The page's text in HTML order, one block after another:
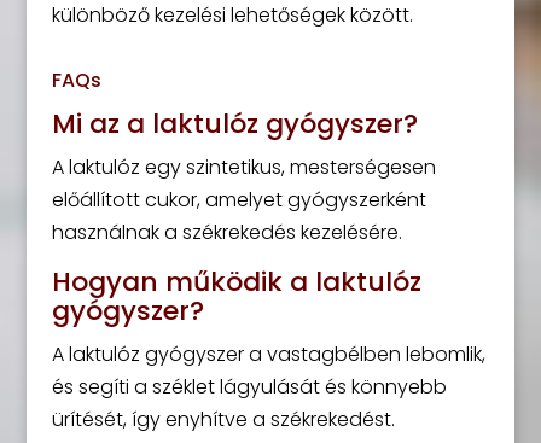
különböző kezelési lehetőségek között.
FAQs
Mi az a laktulóz gyógyszer?
A laktulóz egy szintetikus, mesterségesen
előállított cukor, amelyet gyógyszerként
használnak a székrekedés kezelésére.
Hogyan működik a laktulóz
gyógyszer?
A laktulóz gyógyszer a vastagbélben lebomlik,
és segíti a széklet lágyulását és könnyebb
ürítését, így enyhítve a székrekedést.